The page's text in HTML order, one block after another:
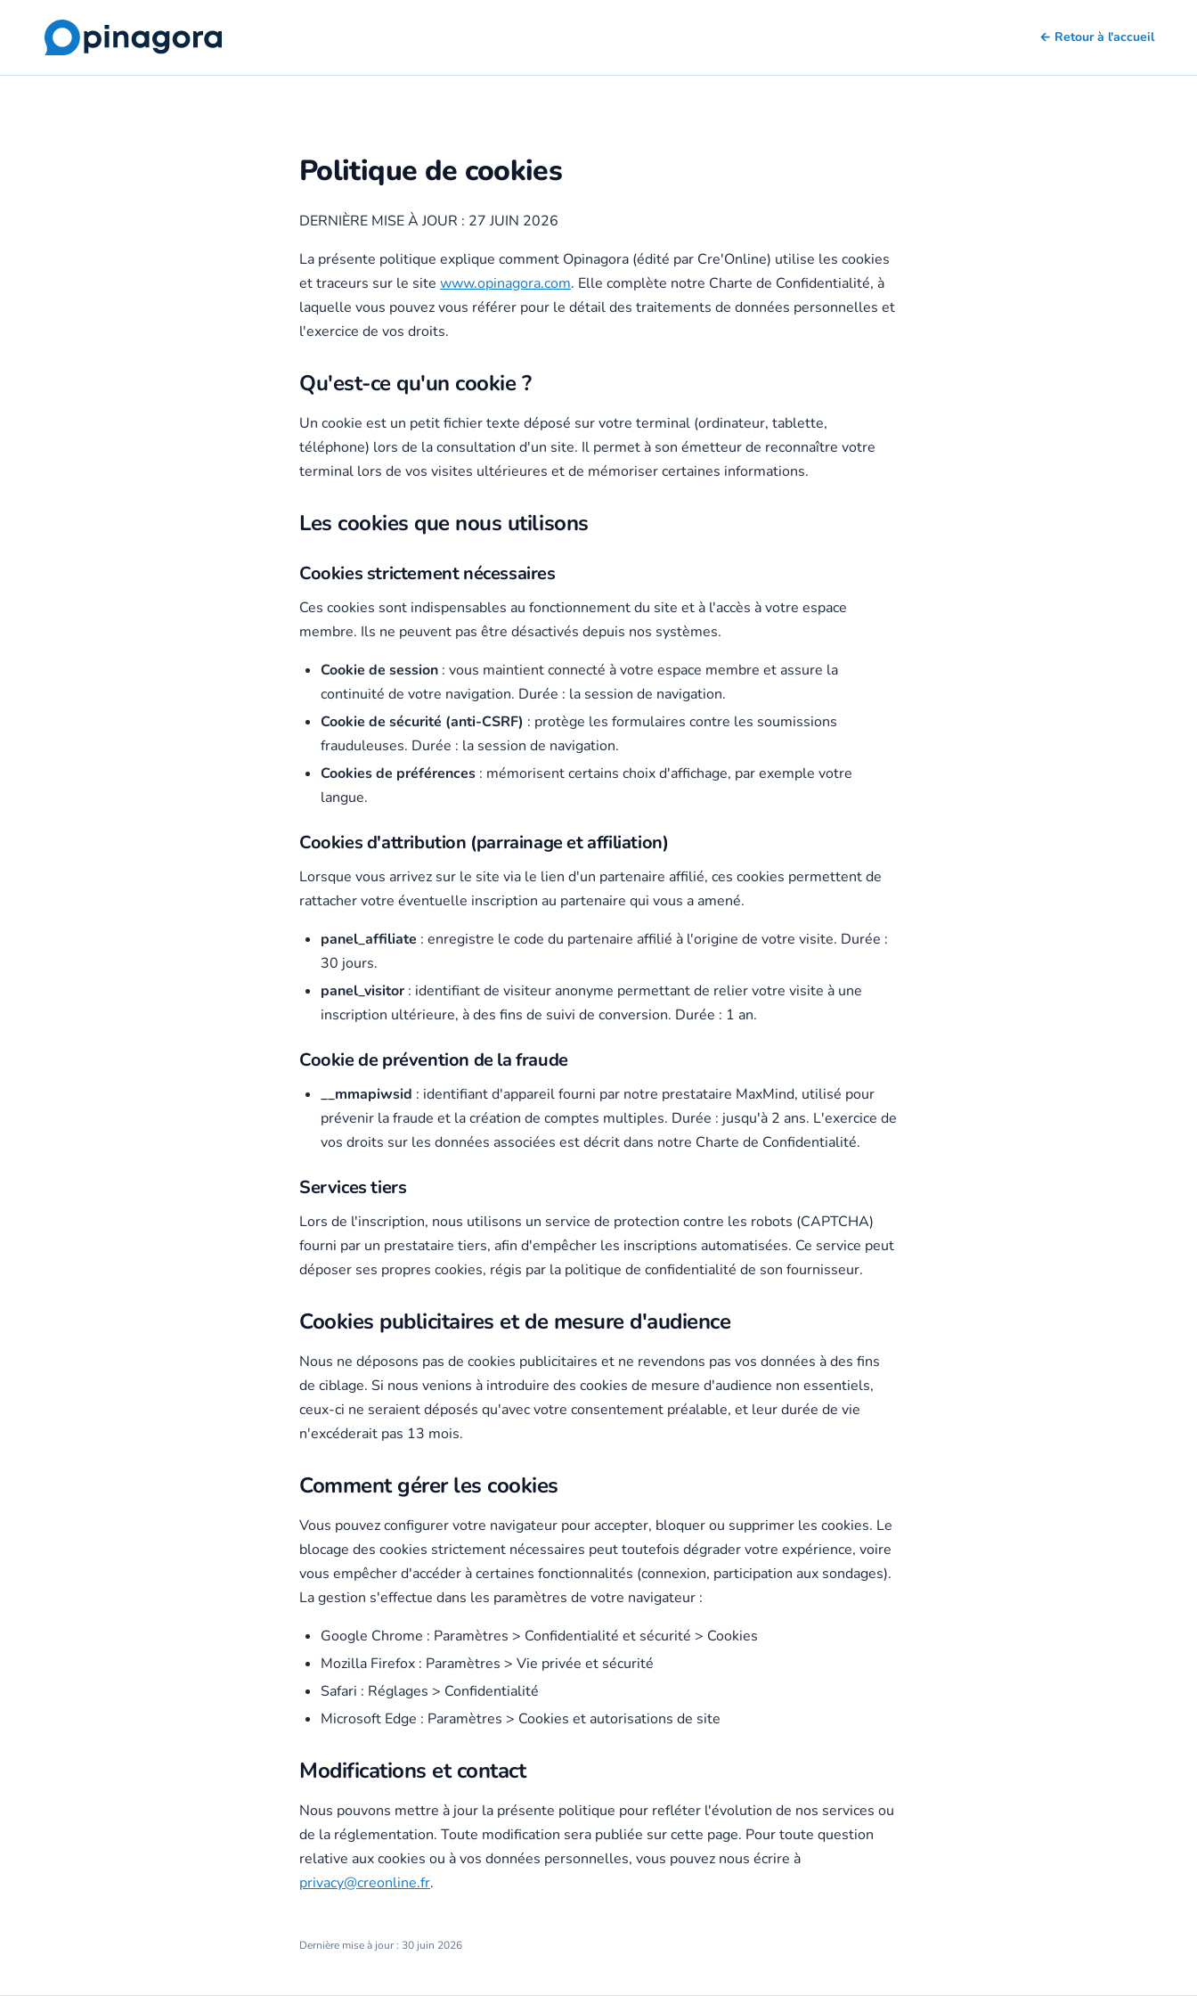
← Retour à l'accueil
Politique de cookies
DERNIÈRE MISE À JOUR : 27 JUIN 2026
La présente politique explique comment Opinagora (édité par Cre'Online) utilise les cookies
et traceurs sur le site www.opinagora.com. Elle complète notre Charte de Confidentialité, à
laquelle vous pouvez vous référer pour le détail des traitements de données personnelles et
l'exercice de vos droits.
Qu'est-ce qu'un cookie ?
Un cookie est un petit fichier texte déposé sur votre terminal (ordinateur, tablette,
téléphone) lors de la consultation d'un site. Il permet à son émetteur de reconnaître votre
terminal lors de vos visites ultérieures et de mémoriser certaines informations.
Les cookies que nous utilisons
Cookies strictement nécessaires
Ces cookies sont indispensables au fonctionnement du site et à l'accès à votre espace
membre. Ils ne peuvent pas être désactivés depuis nos systèmes.
Cookie de session : vous maintient connecté à votre espace membre et assure la
continuité de votre navigation. Durée : la session de navigation.
Cookie de sécurité (anti-CSRF) : protège les formulaires contre les soumissions
frauduleuses. Durée : la session de navigation.
Cookies de préférences : mémorisent certains choix d'affichage, par exemple votre
langue.
Cookies d'attribution (parrainage et affiliation)
Lorsque vous arrivez sur le site via le lien d'un partenaire affilié, ces cookies permettent de
rattacher votre éventuelle inscription au partenaire qui vous a amené.
panel_affiliate : enregistre le code du partenaire affilié à l'origine de votre visite. Durée :
30 jours.
panel_visitor : identifiant de visiteur anonyme permettant de relier votre visite à une
inscription ultérieure, à des fins de suivi de conversion. Durée : 1 an.
Cookie de prévention de la fraude
__mmapiwsid : identifiant d'appareil fourni par notre prestataire MaxMind, utilisé pour
prévenir la fraude et la création de comptes multiples. Durée : jusqu'à 2 ans. L'exercice de
vos droits sur les données associées est décrit dans notre Charte de Confidentialité.
Services tiers
Lors de l'inscription, nous utilisons un service de protection contre les robots (CAPTCHA)
fourni par un prestataire tiers, afin d'empêcher les inscriptions automatisées. Ce service peut
déposer ses propres cookies, régis par la politique de confidentialité de son fournisseur.
Cookies publicitaires et de mesure d'audience
Nous ne déposons pas de cookies publicitaires et ne revendons pas vos données à des fins
de ciblage. Si nous venions à introduire des cookies de mesure d'audience non essentiels,
ceux-ci ne seraient déposés qu'avec votre consentement préalable, et leur durée de vie
n'excéderait pas 13 mois.
Comment gérer les cookies
Vous pouvez configurer votre navigateur pour accepter, bloquer ou supprimer les cookies. Le
blocage des cookies strictement nécessaires peut toutefois dégrader votre expérience, voire
vous empêcher d'accéder à certaines fonctionnalités (connexion, participation aux sondages).
La gestion s'effectue dans les paramètres de votre navigateur :
Google Chrome : Paramètres > Confidentialité et sécurité > Cookies
Mozilla Firefox : Paramètres > Vie privée et sécurité
Safari : Réglages > Confidentialité
Microsoft Edge : Paramètres > Cookies et autorisations de site
Modifications et contact
Nous pouvons mettre à jour la présente politique pour refléter l'évolution de nos services ou
de la réglementation. Toute modification sera publiée sur cette page. Pour toute question
relative aux cookies ou à vos données personnelles, vous pouvez nous écrire à
privacy@creonline.fr.
Dernière mise à jour : 30 juin 2026